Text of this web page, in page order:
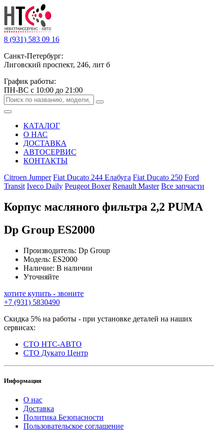
8 (931) 583 09 16
Санкт-Петербург:
Лиговский проспект, 246, лит б
График работы:
ПН-ВС с 10:00 до 21:00
КАТАЛОГ
О НАС
ДОСТАВКА
АВТОСЕРВИС
КОНТАКТЫ
Citroen Jumper Fiat Ducato 244 Елабуга Fiat Ducato 250 Ford
Transit Iveco Daily Peugeot Boxer Renault Master Все запчасти
Корпус масляного фильтра 2,2 PUMA
Dp Group ES2000
Производитель: Dp Group
Модель: ES2000
Наличие: В наличии
Уточняйте
хотите купить - звоните
+7 (931) 5830490
Скидка 5% на работы - при установке деталей на наших
сервисах:
СТО НТС-АВТО
СТО Дукато Центр
Информация
О нас
Доставка
Политика Безопасности
Пользовательское соглашение